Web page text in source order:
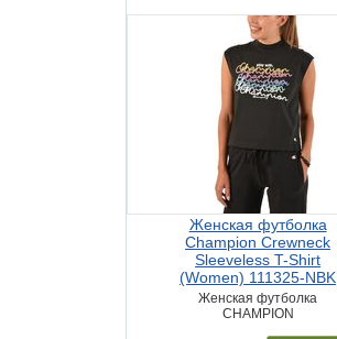
Женская футболка
Champion Crewneck
Sleeveless T-Shirt
(Women) 111325-NBK
Женская футболка
CHAMPION